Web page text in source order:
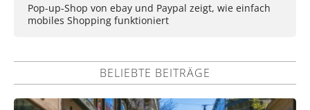
Pop-up-Shop von ebay und Paypal zeigt, wie einfach
mobiles Shopping funktioniert
BELIEBTE BEITRÄGE